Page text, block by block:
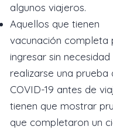
algunos viajeros.
Aquellos que tienen
vacunación completa
ingresar sin necesidad
realizarse una prueba
COVID-19 antes de
tienen que mostrar
que completaron un